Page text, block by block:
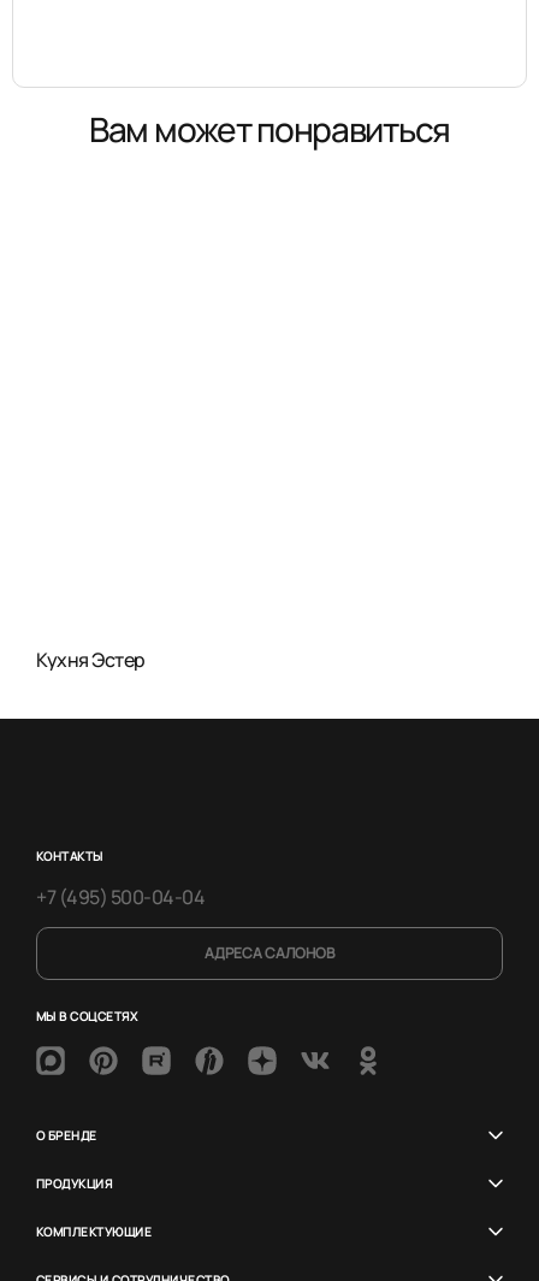
Вам может понравиться
Кухня Эстер
КОНТАКТЫ
+7 (495) 500-04-04
АДРЕСА САЛОНОВ
МЫ В СОЦСЕТЯХ
О БРЕНДЕ
ПРОДУКЦИЯ
КОМПЛЕКТУЮЩИЕ